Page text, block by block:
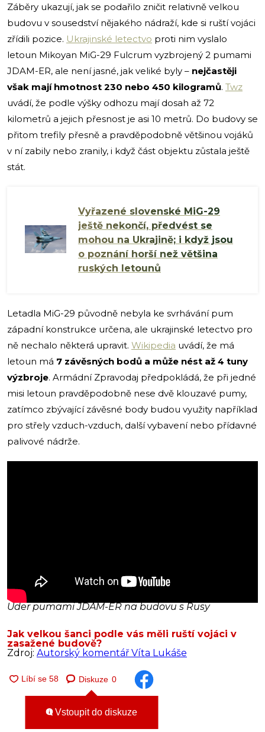
Záběry ukazují, jak se podařilo zničit relativně velkou
budovu v sousedství nějakého nádraží, kde si ruští vojáci
zřídili pozice. Ukrajinské letectvo proti nim vyslalo
letoun Mikoyan MiG-29 Fulcrum vyzbrojený 2 pumami
JDAM-ER, ale není jasné, jak veliké byly – nejčastěji
však mají hmotnost 230 nebo 450 kilogramů. Twz
uvádí, že podle výšky odhozu mají dosah až 72
kilometrů a jejich přesnost je asi 10 metrů. Do budovy se
přitom trefily přesně a pravděpodobně většinou vojáků
v ní zabily nebo zranily, i když část objektu zůstala ještě
stát.
Vyřazené slovenské MiG-29
ještě nekončí, předvést se
mohou na Ukrajině; i když jsou
o poznání horší než většina
ruských letounů
Letadla MiG-29 původně nebyla ke svrhávání pum
západní konstrukce určena, ale ukrajinské letectvo pro
ně nechalo některá upravit. Wikipedia uvádí, že má
letoun má 7 závěsných bodů a může nést až 4 tuny
výzbroje. Armádní Zpravodaj předpokládá, že při jedné
misi letoun pravděpodobně nese dvě klouzavé pumy,
zatímco zbývající závěsné body budou využity například
pro střely vzduch-vzduch, další vybavení nebo přídavné
palivové nádrže.
Úder pumami JDAM-ER na budovu s Rusy
Jak velkou šanci podle vás měli ruští vojáci v
zasažené budově?
Zdroj: Autorský komentář Víta Lukáše
Diskuze 0
Vstoupit do diskuze